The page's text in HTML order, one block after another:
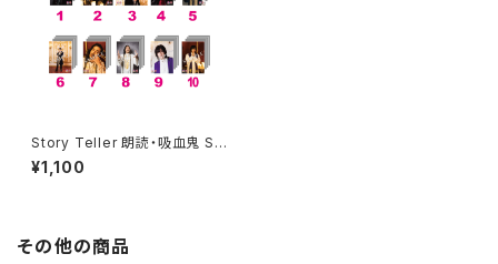
Story Teller 朗読・吸血鬼 Sa
ble -漂揺の黒騎士篇- ブロマ
イド ※ランダム販売
¥1,100
その他の商品